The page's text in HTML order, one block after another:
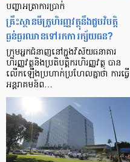
បញ្ហា​អត្រា​ការប្រាក់
គ្រឹះស្ថាន​មីក្រូ​ហិរញ្ញវត្ថុ​នឹង​ជួប​វិបត្តិ​
ធ្ងន់ធ្ងរ​ឈាន​ទៅ​រក​ការ​ក្ស័យធន?
ក្រុម​អ្នក​ជំនាញ​នៅ​ក្នុង​វិស័យ​ធនាគារ
ហិរញ្ញវត្ថុ​និង​ប្រតិបត្តិករ​ហិរញ្ញ​វត្ថុ បាន​​
លើក​ឡើង​ប្រហាក់​ប្រហែល​គ្នា​ថា ការ​ធ្វើ​
អន្តរាគមន៍​ព…